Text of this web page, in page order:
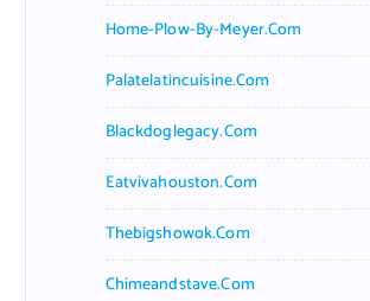
Home-Plow-By-Meyer.com
Palatelatincuisine.com
Blackdoglegacy.com
Eatvivahouston.com
Thebigshowok.com
Chimeandstave.com